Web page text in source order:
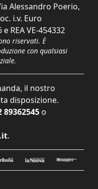
Alessandro Poerio,
i.v. Euro
REA VE-454332
riservati. È
con qualsiasi
il nostro
disposizione.
89362545 o
.